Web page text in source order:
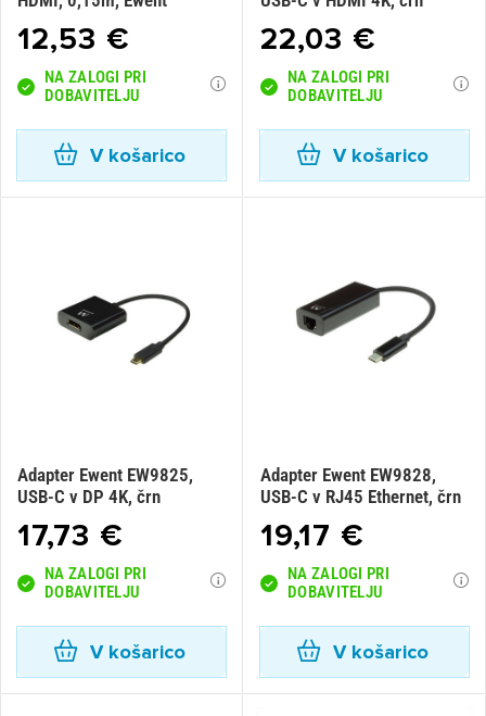
12,53 €
NA ZALOGI PRI
DOBAVITELJU
V košarico
22,03 €
NA ZALOGI PRI
DOBAVITELJU
V košarico
Adapter Ewent EW9825,
USB-C v DP 4K, črn
17,73 €
NA ZALOGI PRI
DOBAVITELJU
V košarico
Adapter Ewent EW9828,
USB-C v RJ45 Ethernet, črn
19,17 €
NA ZALOGI PRI
DOBAVITELJU
V košarico